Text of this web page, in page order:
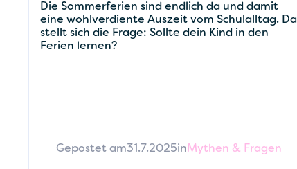
Die Sommerferien sind endlich da und damit
eine wohlverdiente Auszeit vom Schulalltag. Da
stellt sich die Frage: Sollte dein Kind in den
Ferien lernen?
Gepostet am31.7.2025inMythen & Fragen